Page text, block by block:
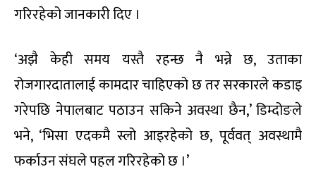
गरिरहेको जानकारी दिए ।
‘अझै केही समय यस्तै रहन्छ नै भन्ने छ, उताका
रोजगारदातालाई कामदार चाहिएको छ तर सरकारले कडाइ
गरेपछि नेपालबाट पठाउन सकिने अवस्था छैन,’ डिम्दोङले
भने, ‘भिसा एदकमै स्लो आइरहेको छ, पूर्ववत् अवस्थामै
फर्काउन संघले पहल गरिरहेको छ ।’